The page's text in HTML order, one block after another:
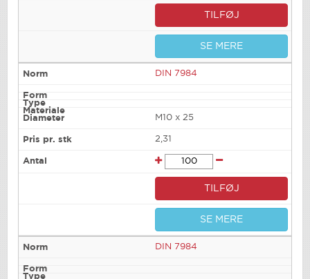
TILFØJ
SE MERE
DIN 7984
M10 x 25
2,31
TILFØJ
SE MERE
DIN 7984